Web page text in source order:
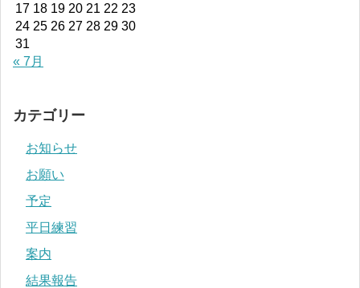
17 18 19 20 21 22 23
24 25 26 27 28 29 30
31
« 7月
カテゴリー
お知らせ
お願い
予定
平日練習
案内
結果報告